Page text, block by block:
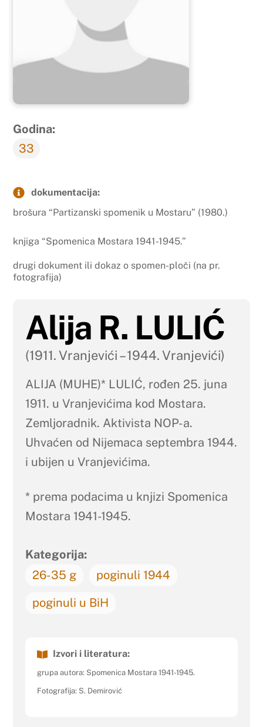
Godina:
33
dokumentacija:
brošura “Partizanski spomenik u Mostaru” (1980.)
knjiga “Spomenica Mostara 1941-1945.”
drugi dokument ili dokaz o spomen-ploči (na pr.
fotografija)
Alija R. LULIĆ
(1911. Vranjevići – 1944. Vranjevići)
ALIJA (MUHE)* LULIĆ, rođen 25. juna
1911. u Vranjevićima kod Mostara.
Zemljoradnik. Aktivista NOP-a.
Uhvaćen od Nijemaca septembra 1944.
i ubijen u Vranjevićima.
* prema podacima u knjizi Spomenica
Mostara 1941-1945.
Kategorija:
26-35 g
poginuli 1944
poginuli u BiH
Izvori i literatura:
grupa autora: Spomenica Mostara 1941-1945.
Fotografija: S. Demirović